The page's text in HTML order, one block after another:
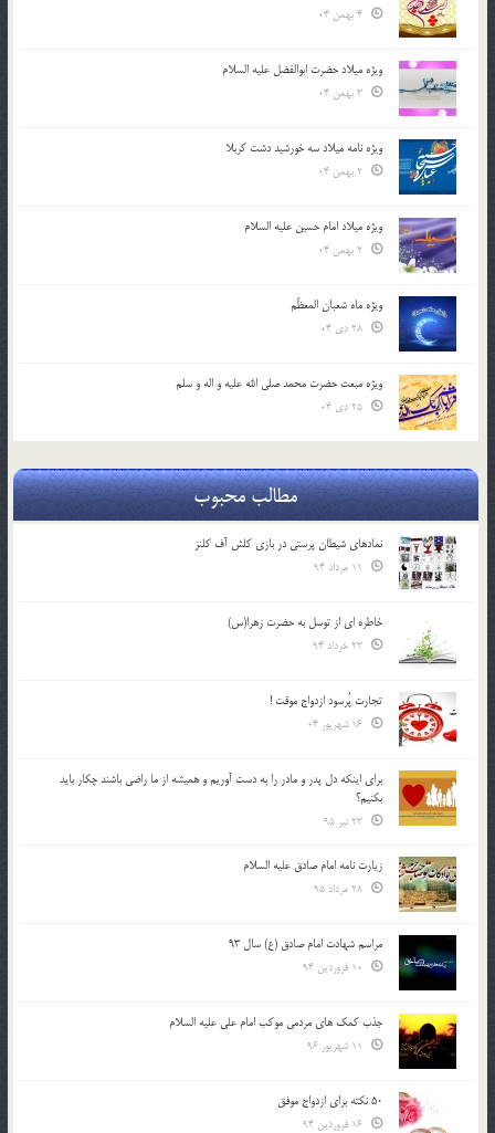
ویژه میلاد حضرت ابوالفضل علیه السلام
ویژه نامه میلاد سه خورشید دشت کربلا
ویژه میلاد امام حسین علیه السلام
ویژه ماه شعبان المعظّم
ویژه مبعث حضرت محمد صلی الله علیه و اله و سلم
مطالب محبوب
نمادهای شیطان پرستی در بازی کلش آف کلنز
خاطره ای از توسل به حضرت زهرا(س)
تجارت پُرسود ازدواج موقت !
براي اينكه دل پدر و مادر را به دست آوريم و هميشه از ما راضي باشند چكار بايد
بكنيم؟
زیارت نامه امام صادق علیه السلام
مراسم شهادت امام صادق (ع) سال 93
جذب کمک های مردمی موکب امام علی علیه السلام
50 نکته برای ازدواج موفق